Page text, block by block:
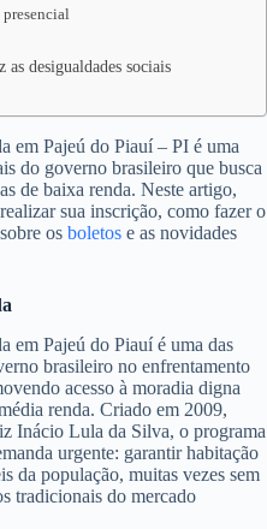
desigualdades sociais
em Pajeú do Piauí – PI é uma
do governo brasileiro que busca
de baixa renda. Neste artigo,
sua inscrição, como fazer o
os boletos e as novidades
em Pajeú do Piauí é uma das
brasileiro no enfrentamento
acesso à moradia digna
renda. Criado em 2009,
Inácio Lula da Silva, o programa
urgente: garantir habitação
da população, muitas vezes sem
tradicionais do mercado